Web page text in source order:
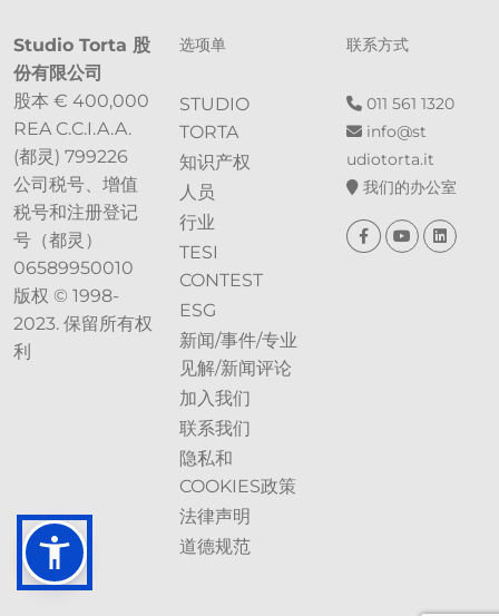
Studio Torta 股
份有限公司
股本 € 400,000
REA C.C.I.A.A.
(都灵) 799226
公司税号、增值
税号和注册登记
号（都灵）
06589950010
版权 © 1998-
2023. 保留所有权
利
选项单
STUDIO
TORTA
知识产权
人员
行业
TESI
CONTEST
ESG
新闻/事件/专业
见解/新闻评论
加入我们
联系我们
隐私和
COOKIES政策
法律声明
道德规范
联系方式
011 561 1320
info@st​​
udiotorta.it
我们的办公室